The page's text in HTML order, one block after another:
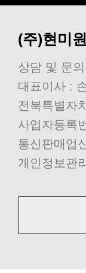
(주)현미원
상담 및 문
대표이사 :
전북특별자
사업자등록
통신판매업
개인정보관